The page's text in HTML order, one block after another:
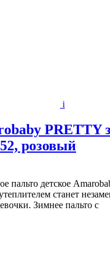
i
PRETTY
розовый
пальто детское
станет
Зимнее пальто с